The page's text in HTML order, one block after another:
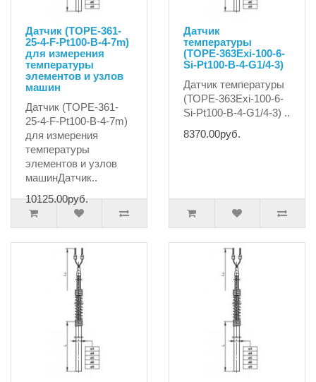
Датчик (TOPE-361-
25-4-F-Pt100-B-4-7m)
для измерения
температуры
элементов и узлов
машин
Датчик (TOPE-361-
25-4-F-Pt100-B-4-7m)
для измерения
температуры
элементов и узлов
машинДатчик..
10125.00руб.
Датчик
температуры
(ТОРЕ-363Exi-100-6-
Si-Pt100-B-4-G1/4-3)
Датчик температуры
(ТОРЕ-363Exi-100-6-
Si-Pt100-B-4-G1/4-3) ..
8370.00руб.